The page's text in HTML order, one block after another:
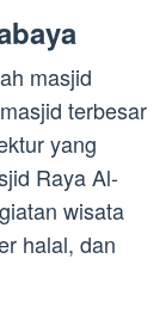
masjid
terbesar
yang
Raya Al-
wisata
halal, dan